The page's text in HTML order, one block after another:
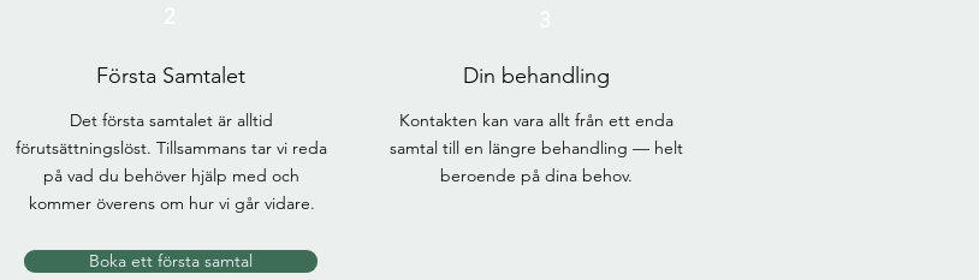
Första Samtalet
Det första samtalet är alltid
förutsättningslöst. Tillsammans tar vi reda
på vad du behöver hjälp med och
kommer överens om hur vi går vidare.
Din behandling
Kontakten kan vara allt från ett enda
samtal till en längre behandling — helt
beroende på dina behov.
Boka ett första samtal